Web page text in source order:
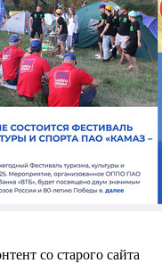
со старого сайта